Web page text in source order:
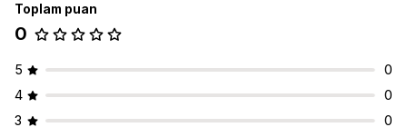
Analizler
Arama sorguları
Özel marka öğeleri
Davranış takibi
Toplam puan
0
5
0
4
0
3
0